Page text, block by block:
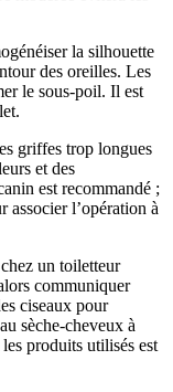
la silhouette
des oreilles. Les
le sous-poil. Il est
griffes trop longues
et des
est recommandé ;
associer l’opération à
un toiletteur
communiquer
ciseaux pour
sèche-cheveux à
produits utilisés est